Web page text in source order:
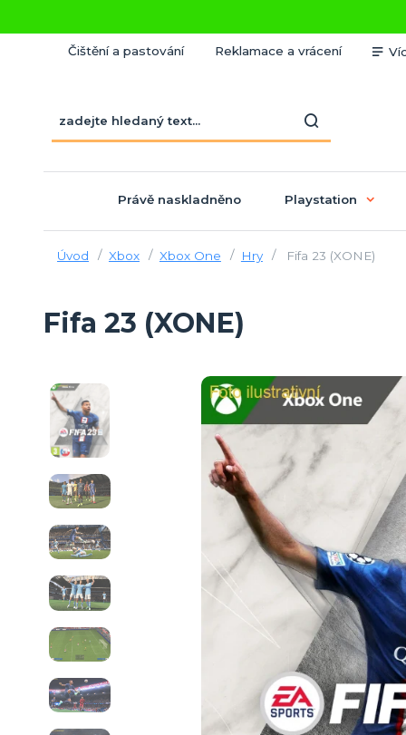
Čištění a pastování Reklamace a vrácení
Právě naskladněno Playstation
Úvod Xbox Xbox One Hry Fifa 23 (XONE)
Fifa 23 (XONE)